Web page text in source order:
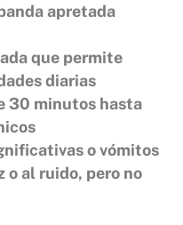
apretada
que permite
diarias
30 minutos hasta
o vómitos
o al ruido, pero no